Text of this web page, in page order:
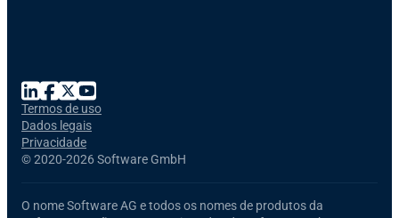
©2020-2026 Software GmbH
Termos de uso
Dados legais
Privacidade
O nomeSoftware AG e todos os nomes de produtos da